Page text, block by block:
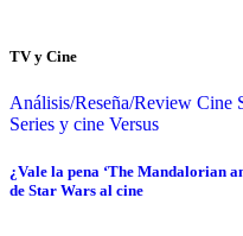
TV y Cine
Análisis/Reseña/Review Cine
Series y cine Versus
¿Vale la pena ‘The Mandalorian
de Star Wars al cine